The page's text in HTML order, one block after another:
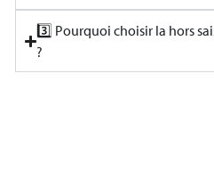
3️⃣ Pourquoi choisir la hors
?